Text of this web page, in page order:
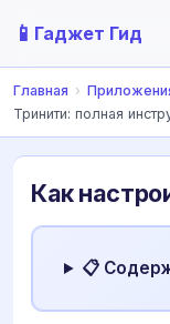
📱 Гаджет Гид
Главная ›
Тринити: полная
Как
📋